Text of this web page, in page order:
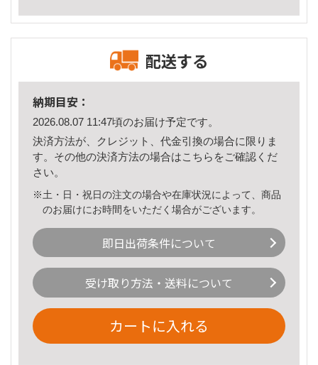
配送する
納期目安：
2026.08.07 11:47頃のお届け予定です。
決済方法が、クレジット、代金引換の場合に限りま
す。その他の決済方法の場合はこちら をご確認くだ
さい。
※土・日・祝日の注文の場合や在庫状況によって、商品
のお届けにお時間をいただく場合がございます。
即日出荷条件について
受け取り方法・送料について
カートに入れる